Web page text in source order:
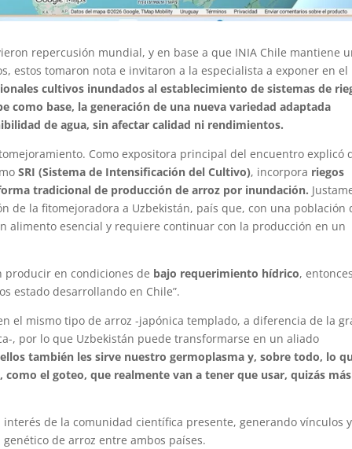
repercusión mundial, y en base a que INIA Chile mantiene
estos tomaron nota e invitaron a la especialista a exponer en el
cultivos inundados al establecimiento de sistemas de
como base, la generación de una nueva variedad adaptada
de agua, sin afectar calidad ni rendimientos.
Como expositora principal del encuentro explicó
SRI (Sistema de Intensificación del Cultivo), incorpora riegos
tradicional de producción de arroz por inundación.
de la fitomejoradora a Uzbekistán, país que, con una población
alimento esencial y requiere continuar con la producción en un
producir en condiciones de bajo requerimiento hídrico,
estado desarrollando en Chile”.
el mismo tipo de arroz -japónica templado, a diferencia de la
, por lo que Uzbekistán puede transformarse en un aliado
ellos también les sirve nuestro germoplasma y, sobre todo, lo
el goteo, que realmente van a tener que usar, quizás más
de la comunidad científica presente, generando vínculos y
de arroz entre ambos países.